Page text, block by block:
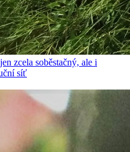
zcela soběstačný, ale i
síť